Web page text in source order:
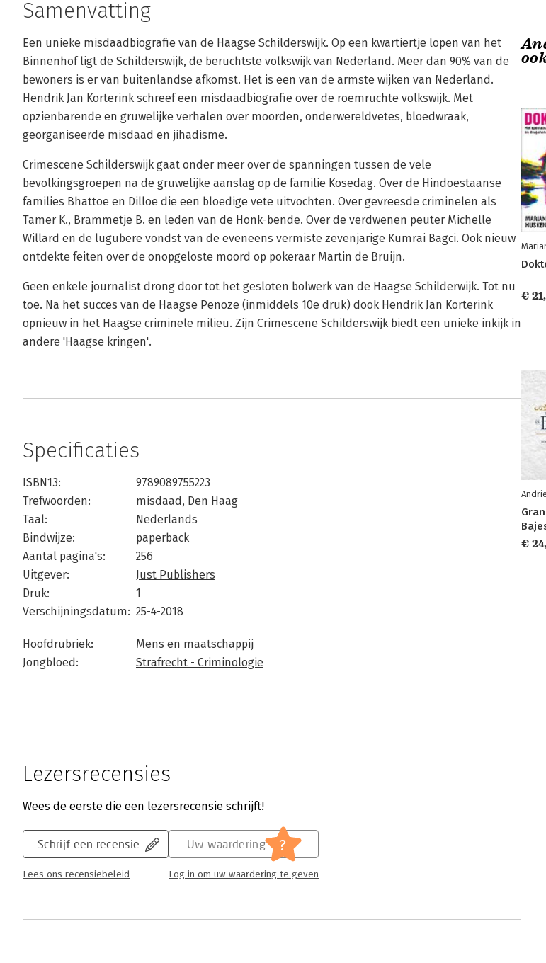
Samenvatting
Een unieke misdaadbiografie van de Haagse Schilderswijk. Op een kwartiertje lopen van het
Binnenhof ligt de Schilderswijk, de beruchtste volkswijk van Nederland. Meer dan 90% van de
bewoners is er van buitenlandse afkomst. Het is een van de armste wijken van Nederland.
Hendrik Jan Korterink schreef een misdaadbiografie over de roemruchte volkswijk. Met
opzienbarende en gruwelijke verhalen over moorden, onderwereldvetes, bloedwraak,
georganiseerde misdaad en jihadisme.
Crimescene Schilderswijk gaat onder meer over de spanningen tussen de vele
bevolkingsgroepen na de gruwelijke aanslag op de familie Kosedag. Over de Hindoestaanse
families Bhattoe en Dilloe die een bloedige vete uitvochten. Over gevreesde criminelen als
Tamer K., Brammetje B. en leden van de Honk-bende. Over de verdwenen peuter Michelle
Willard en de lugubere vondst van de eveneens vermiste zevenjarige Kumrai Bagci. Ook nieuw
ontdekte feiten over de onopgeloste moord op pokeraar Martin de Bruijn.
Geen enkele journalist drong door tot het gesloten bolwerk van de Haagse Schilderwijk. Tot nu
toe. Na het succes van de Haagse Penoze (inmiddels 10e druk) dook Hendrik Jan Korterink
opnieuw in het Haagse criminele milieu. Zijn Crimescene Schilderswijk biedt een unieke inkijk in
andere 'Haagse kringen'.
Specificaties
ISBN13:
9789089755223
Trefwoorden:
misdaad, Den Haag
Taal:
Nederlands
Bindwijze:
paperback
Aantal pagina's:
256
Uitgever:
Just Publishers
Druk:
1
Verschijningsdatum: 25-4-2018
Hoofdrubriek:
Mens en maatschappij
Jongbloed:
Strafrecht - Criminologie
Lezersrecensies
Wees de eerste die een lezersrecensie schrijft!
Schrijf een recensie
Lees ons recensiebeleid
Uw waardering ?
Log in om uw waardering te geven
€
€